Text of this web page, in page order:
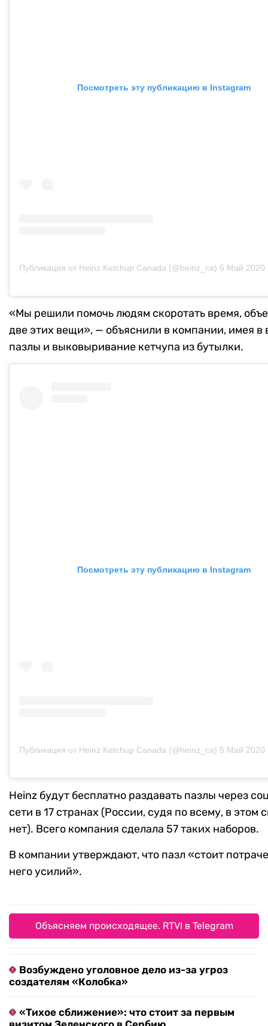
Посмотреть эту публикацию в Instagram
Публикация от Heinz Ketchup Canada (@heinz_ca) 5 Май 2020 в
«Мы решили помочь людям скоротать время,
две этих вещи», — объяснили в компании, имея в
пазлы и выковыривание кетчупа из бутылки.
Посмотреть эту публикацию в Instagram
Публикация от Heinz Ketchup Canada (@heinz_ca) 5 Май 2020 в
Heinz будут бесплатно раздавать пазлы через
сети в 17 странах (России, судя по всему, в этом
нет). Всего компания сделала 57 таких наборов.
В компании утверждают, что пазл «стоит
него усилий».
Объясняем происходящее. RTVI в Telegram
Возбуждено уголовное дело из-за угроз
создателям «Колобка»
«Тихое сближение»: что стоит за первым